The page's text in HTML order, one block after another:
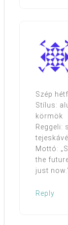
Szép
Stílus:
körmök
Reggeli:
Mottó:
the
just
Reply